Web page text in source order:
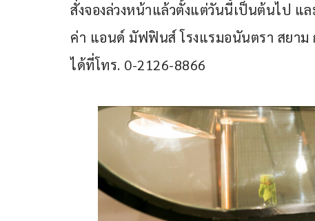
สั่งจองล่วงหน้าแล้วตั้งแต่วันนี้เป็นต้นไป แ
ค่า แอนด์ มัฟฟินส์ โรงแรมอนันตรา สยาม
ได้ที่โทร. 0-2126-8866